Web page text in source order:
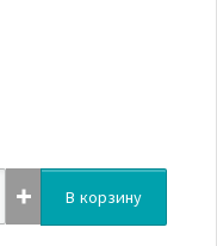
В корзину